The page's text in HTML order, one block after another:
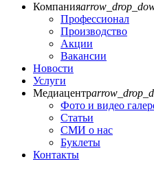
Компания
Профессионал
Производство
Акции
Вакансии
Новости
Услуги
Медиацентр
Фото и видео
Статьи
СМИ о нас
Буклеты
Контакты